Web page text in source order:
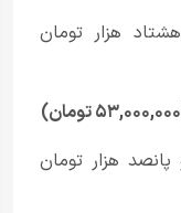
هزار تومان
هزار تومان